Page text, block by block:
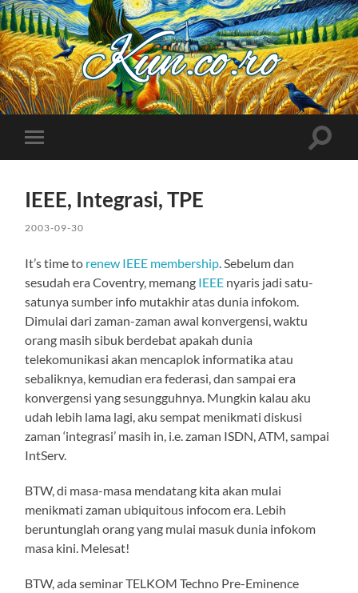
Kuncoro++
Toggle
mobile
Toggle
IEEE, Integrasi, TPE
2003-09-30
It’s time to renew IEEE membership . Sebelum dan
sesudah era Coventry, memang IEEE nyaris jadi satu-
satunya sumber info mutakhir atas dunia infokom.
Dimulai dari zaman-zaman awal konvergensi, waktu
orang masih sibuk berdebat apakah dunia
telekomunikasi akan mencaplok informatika atau
sebaliknya, kemudian era federasi, dan sampai era
konvergensi yang sesungguhnya. Mungkin kalau aku
udah lebih lama lagi, aku sempat menikmati diskusi
zaman ‘integrasi’ masih in, i.e. zaman ISDN, ATM, sampai
IntServ.
BTW, di masa-masa mendatang kita akan mulai
menikmati zaman ubiquitous infocom era. Lebih
beruntunglah orang yang mulai masuk dunia infokom
masa kini. Melesat!
BTW, ada seminar TELKOM Techno Pre-Eminence